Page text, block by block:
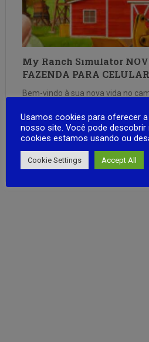
My Ranch Simulator
FAZENDA PARA
Bem-vindo à sua nova vida no
fazenda próspera. Compre
seus campos e colha as
tipos de sementes que trazem …
FULL ARTICLE
Usamos cookies para oferecer
nosso site. Você pode descobrir
cookies estamos usando ou
Cookie Settings Accept All